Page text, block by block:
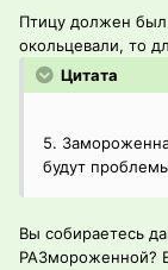
Птицу должен был
окольцевали, то
Цитата
5.
будут
Вы собираетесь
РАЗмороженной?